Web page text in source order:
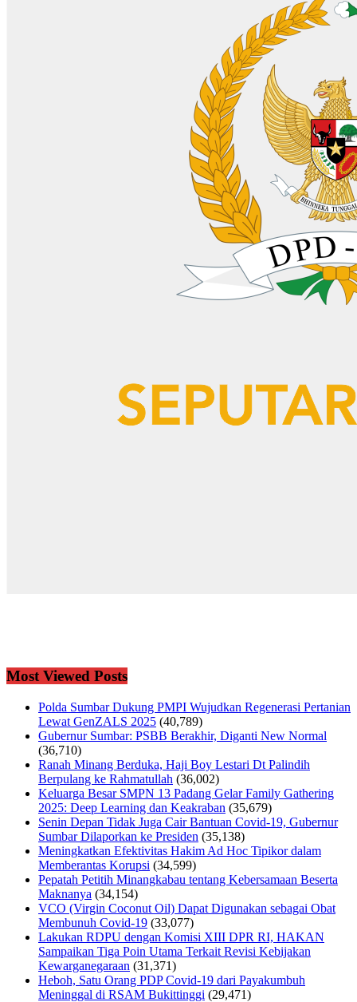
Most Viewed Posts
Polda Sumbar Dukung PMPI Wujudkan Regenerasi Pertanian
Lewat GenZALS 2025 (40,789)
Gubernur Sumbar: PSBB Berakhir, Diganti New Normal
(36,710)
Ranah Minang Berduka, Haji Boy Lestari Dt Palindih
Berpulang ke Rahmatullah (36,002)
Keluarga Besar SMPN 13 Padang Gelar Family Gathering
2025: Deep Learning dan Keakraban (35,679)
Senin Depan Tidak Juga Cair Bantuan Covid-19, Gubernur
Sumbar Dilaporkan ke Presiden (35,138)
Meningkatkan Efektivitas Hakim Ad Hoc Tipikor dalam
Memberantas Korupsi (34,599)
Pepatah Petitih Minangkabau tentang Kebersamaan Beserta
Maknanya (34,154)
VCO (Virgin Coconut Oil) Dapat Digunakan sebagai Obat
Membunuh Covid-19 (33,077)
Lakukan RDPU dengan Komisi XIII DPR RI, HAKAN
Sampaikan Tiga Poin Utama Terkait Revisi Kebijakan
Kewarganegaraan (31,371)
Heboh, Satu Orang PDP Covid-19 dari Payakumbuh
Meninggal di RSAM Bukittinggi (29,471)